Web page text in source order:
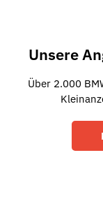
Unsere
Über 2.000